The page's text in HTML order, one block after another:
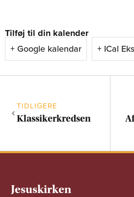
Tilføj til din kalender
+ Google kalendar
+ ICal
TIDLIGERE
Klassikerkredsen
Jesuskirken